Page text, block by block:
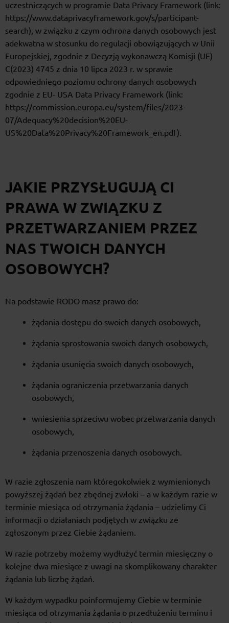
uczestniczących w programie Data Privacy Framework (link:
https://www.dataprivacyframework.gov/s/participant-
search), w związku z czym ochrona danych osobowych jest
adekwatna w stosunku do regulacji obowiązujących w Unii
Europejskiej, zgodnie z Decyzją wykonawczą Komisji (UE)
C(2023) 4745 z dnia 10 lipca 2023 r. w sprawie
odpowiedniego poziomu ochrony danych osobowych
zgodnie z EU- USA Data Privacy Framework (link:
https://commission.europa.eu/system/files/2023-
07/Adequacy%20decision%20EU-
US%20Data%20Privacy%20Framework_en.pdf).
JAKIE PRZYSŁUGUJĄ CI
PRAWA W ZWIĄZKU Z
PRZETWARZANIEM PRZEZ
NAS TWOICH DANYCH
OSOBOWYCH?
Na podstawie RODO masz prawo do:
żądania dostępu do swoich danych osobowych,
żądania sprostowania swoich danych osobowych,
żądania usunięcia swoich danych osobowych,
żądania ograniczenia przetwarzania danych
osobowych,
wniesienia sprzeciwu wobec przetwarzania danych
osobowych,
żądania przenoszenia danych osobowych.
W razie zgłoszenia nam któregokolwiek z wymienionych
powyższej żądań bez zbędnej zwłoki – a w każdym razie w
terminie miesiąca od otrzymania żądania – udzielimy Ci
informacji o działaniach podjętych w związku ze
zgłoszonym przez Ciebie żądaniem.
W razie potrzeby możemy wydłużyć termin miesięczny o
kolejne dwa miesiące z uwagi na skomplikowany charakter
żądania lub liczbę żądań.
W każdym wypadku poinformujemy Ciebie w terminie
miesiąca od otrzymania żądania o przedłużeniu terminu i